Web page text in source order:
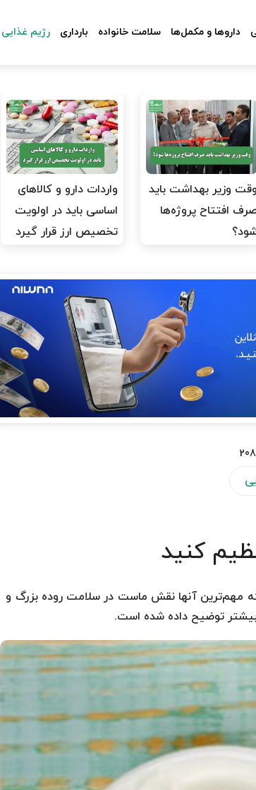
داروها و مکمل‌ها سلامت خانواده بارداری رژیم غذایی
وقت وزیر بهداشت باید
افتتاح پروژه‌ها
واردات دارو و کالاهای
اساسی باید در اولویت
تخصیص ارز قرار گیرد
کنید
مهم‌ترین آنها نقش ماست در سلامت روده بزرگ و
بیشتر توضیح داده شده است.